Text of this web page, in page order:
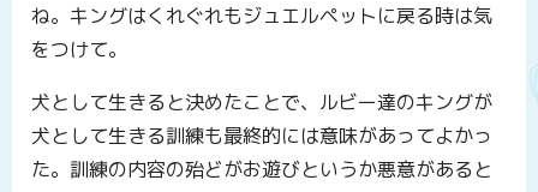
ね。キングはくれぐれもジュエルペットに戻る時は気
をつけて。
犬として生きると決めたことで、ルビー達のキングが
犬として生きる訓練も最終的には意味があってよかっ
た。訓練の内容の殆どがお遊びというか悪意があると